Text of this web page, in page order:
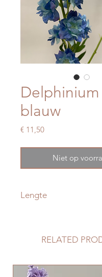
Delphinium
blauw
€ 11,50Prijs
Niet op
Lengte
RELATED